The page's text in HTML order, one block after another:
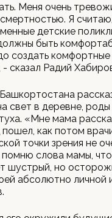
Меня очень
Я
детские
быть
создать
сказал Радий
свет в деревне,
«Мне мама
как потом
точки зрения не
слова мамы, что
шустрый, но
абсолютно личной